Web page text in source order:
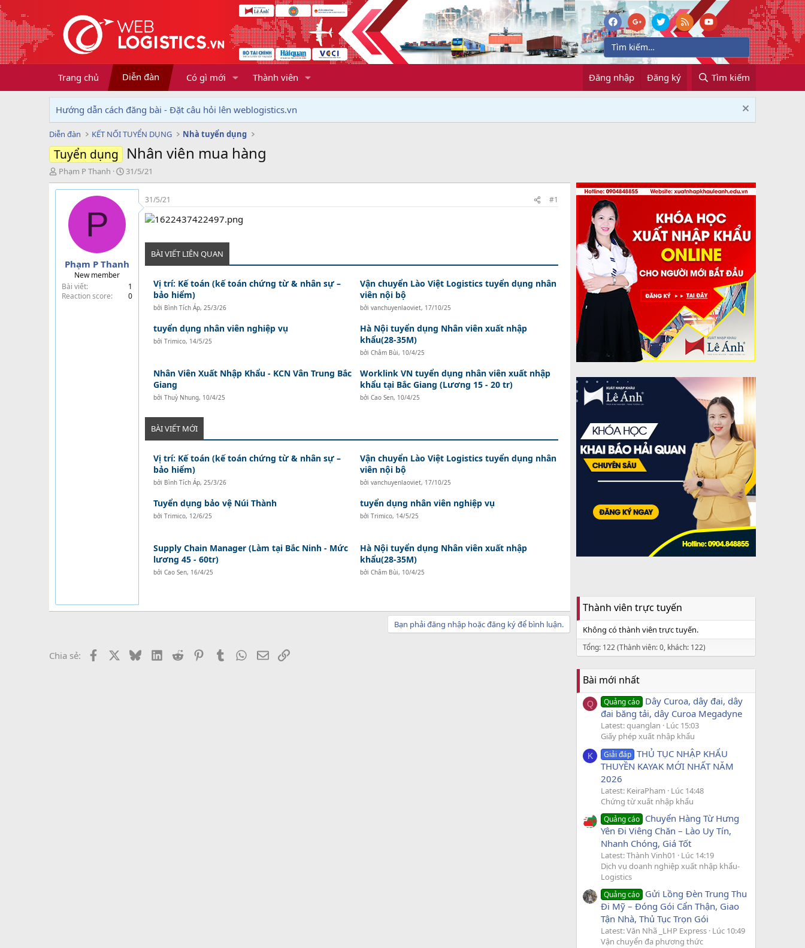
Trang chủ Diễn đàn Có gì mới Thành viên Đăng nhập Đăng ký Tìm kiếm
Hướng dẫn cách đăng bài - Đặt câu hỏi lên weblogistics.vn
Diễn đàn KẾT NỐI TUYỂN DỤNG Nhà tuyển dụng
Tuyển dụng Nhân viên mua hàng
T
h
r
Phạm P Thanh
N
g
à
ử
31/5/21
P
Phạm P Thanh
New member
Bài viết
1
Reaction score
0
31/5/21 #1
BÀI VIẾT LIÊN QUAN
Vị trí: Kế toán (kế toán chứng từ & nhân sự –
bảo hiểm)
bởi Bình Tích Áp, 25/3/26
Vận chuyển Lào Việt Logistics tuyển dụng nhân
viên nội bộ
bởi vanchuyenlaoviet, 17/10/25
tuyển dụng nhân viên nghiệp vụ
bởi Trimico, 14/5/25
Hà Nội tuyển dụng Nhân viên xuất nhập
khẩu(28-35M)
bởi Châm Bùi, 10/4/25
Nhân Viên Xuất Nhập Khẩu - KCN Vân Trung Bắc
Giang
bởi Thuỳ Nhung, 10/4/25
Worklink VN tuyển dụng nhân viên xuất nhập
khẩu tại Bắc Giang (Lương 15 - 20 tr)
bởi Cao Sen, 10/4/25
BÀI VIẾT MỚI
Vị trí: Kế toán (kế toán chứng từ & nhân sự –
bảo hiểm)
bởi Bình Tích Áp, 25/3/26
Vận chuyển Lào Việt Logistics tuyển dụng nhân
viên nội bộ
bởi vanchuyenlaoviet, 17/10/25
Tuyển dụng bảo vệ Núi Thành
bởi Trimico, 12/6/25
tuyển dụng nhân viên nghiệp vụ
bởi Trimico, 14/5/25
Supply Chain Manager (Làm tại Bắc Ninh - Mức
lương 45 - 60tr)
bởi Cao Sen, 16/4/25
Hà Nội tuyển dụng Nhân viên xuất nhập
khẩu(28-35M)
bởi Châm Bùi, 10/4/25
Bạn phải đăng nhập hoặc đăng ký để bình luận.
Chia sẻ: Facebook BlueskyLinkedIn
Reddit PinterestTumblr WhatsApp
EmailLink
Thành viên trực tuyến
Không có thành viên trực tuyến.
Tổng: 122 (Thành viên: 0, khách: 122)
Bài mới nhất
Q Quảng cáo Dây Curoa, dây đai, dây
đai băng tải, dây Curoa Megadyne
Latest: quanglan
Lúc 15:03
Giấy phép xuất nhập khẩu
K Giải đáp THỦ TỤC NHẬP KHẨU
THUYỀN KAYAK MỚI NHẤT NĂM
2026
Latest: KeiraPham
Lúc 14:48
Chứng từ xuất nhập khẩu
Quảng cáo Chuyển Hàng Từ Hưng
Yên Đi Viêng Chăn – Lào Uy Tín,
Nhanh Chóng, Giá Tốt
Latest: Thành Vinh01
Lúc 14:19
Dịch vụ doanh nghiệp xuất nhập khẩu-
Logistics
Quảng cáo Gửi Lồng Đèn Trung Thu
Đi Mỹ – Đóng Gói Cẩn Thận, Giao
Tận Nhà, Thủ Tục Trọn Gói
Latest: Văn Nhã _LHP Express Lúc 10:49
Vận chuyển đa phương thức